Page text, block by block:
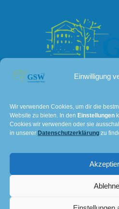
Einwilligung
Wir verwenden Cookies, um dir die
Website zu bieten. In den Einstellungen
Cookies wir verwenden oder sie
in unserer Datenschutzerklärung zu
Lissaer
28237
Tel: 0421 –
Impressum und